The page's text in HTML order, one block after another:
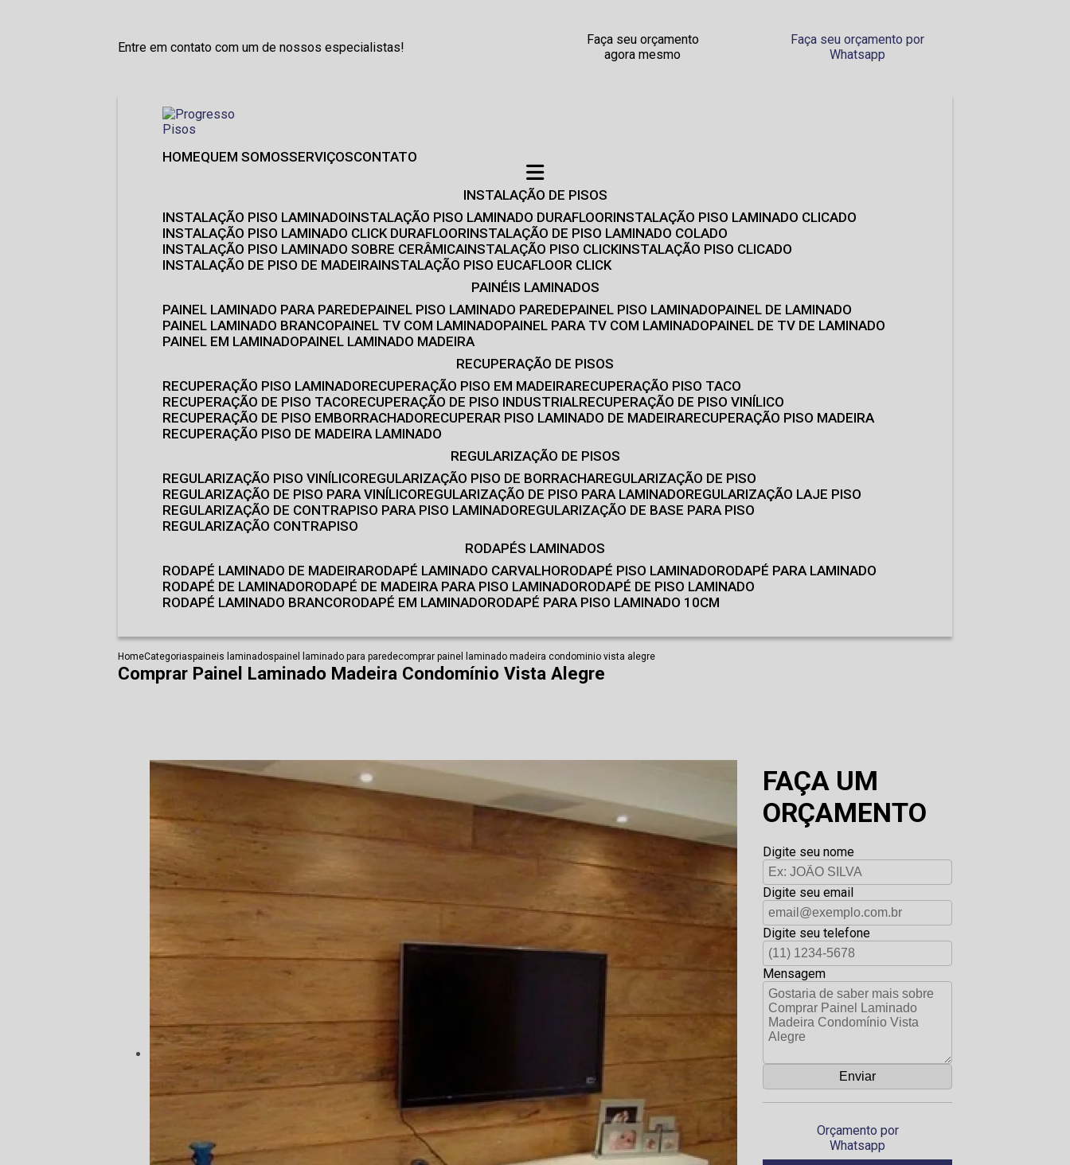
Entre em contato com um de nossos especialistas!
Faça seu orçamento
agora mesmo
Faça seu orçamento por
Whatsapp
HOME QUEM SOMOS SERVIÇOS CONTATO
INSTALAÇÃO DE PISOS
INSTALAÇÃO PISO LAMINADO INSTALAÇÃO PISO LAMINADO DURAFLOOR INSTALAÇÃO PISO LAMINADO CLICADO
INSTALAÇÃO PISO LAMINADO CLICK DURAFLOOR INSTALAÇÃO DE PISO LAMINADO COLADO
INSTALAÇÃO PISO LAMINADO SOBRE CERÂMICA INSTALAÇÃO PISO CLICK INSTALAÇÃO PISO CLICADO
INSTALAÇÃO DE PISO DE MADEIRA INSTALAÇÃO PISO EUCAFLOOR CLICK
PAINÉIS LAMINADOS
PAINEL LAMINADO PARA PAREDE PAINEL PISO LAMINADO PAREDE PAINEL PISO LAMINADO PAINEL DE LAMINADO
PAINEL LAMINADO BRANCO PAINEL TV COM LAMINADO PAINEL PARA TV COM LAMINADO PAINEL DE TV DE LAMINADO
PAINEL EM LAMINADO PAINEL LAMINADO MADEIRA
RECUPERAÇÃO DE PISOS
RECUPERAÇÃO PISO LAMINADO RECUPERAÇÃO PISO EM MADEIRA RECUPERAÇÃO PISO TACO
RECUPERAÇÃO DE PISO TACO RECUPERAÇÃO DE PISO INDUSTRIAL RECUPERAÇÃO DE PISO VINÍLICO
RECUPERAÇÃO DE PISO EMBORRACHADO RECUPERAR PISO LAMINADO DE MADEIRA RECUPERAÇÃO PISO MADEIRA
RECUPERAÇÃO PISO DE MADEIRA LAMINADO
REGULARIZAÇÃO DE PISOS
REGULARIZAÇÃO PISO VINÍLICO REGULARIZAÇÃO PISO DE BORRACHA REGULARIZAÇÃO DE PISO
REGULARIZAÇÃO DE PISO PARA VINÍLICO REGULARIZAÇÃO DE PISO PARA LAMINADO REGULARIZAÇÃO LAJE PISO
REGULARIZAÇÃO DE CONTRAPISO PARA PISO LAMINADO REGULARIZAÇÃO DE BASE PARA PISO
REGULARIZAÇÃO CONTRAPISO
RODAPÉS LAMINADOS
RODAPÉ LAMINADO DE MADEIRA RODAPÉ LAMINADO CARVALHO RODAPÉ PISO LAMINADO RODAPÉ PARA LAMINADO
RODAPÉ DE LAMINADO RODAPÉ DE MADEIRA PARA PISO LAMINADO RODAPÉ DE PISO LAMINADO
RODAPÉ LAMINADO BRANCO RODAPÉ EM LAMINADO RODAPÉ PARA PISO LAMINADO 10CM
HomeCategoriaspaineis laminadospainel laminado para paredecomprar painel laminado madeira condominio vista alegre
Comprar Painel Laminado Madeira Condomínio Vista Alegre
FAÇA UM
ORÇAMENTO
Digite seu nome
Digite seu email
Digite seu telefone
Mensagem
Orçamento por
Whatsapp